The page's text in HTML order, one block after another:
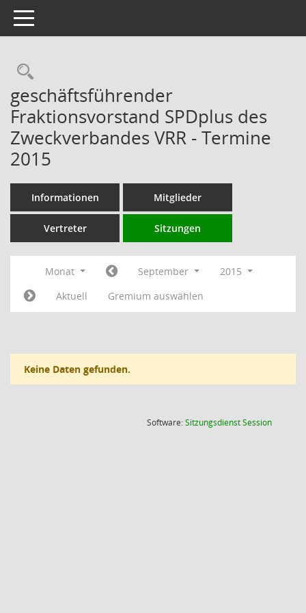
Toggle navigation
Rechercheauswahl
geschäftsführender
Fraktionsvorstand SPDplus des
Zweckverbandes VRR - Termine
2015
Informationen Mitglieder
Vertreter Sitzungen
Monat September
2015
Aktuell
Gremium auswählen
Keine Daten gefunden.
Software:SitzungsdienstSession(Wird in